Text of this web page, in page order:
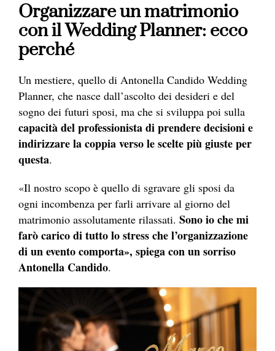
Organizzare un matrimonio
con il Wedding Planner: ecco
perché
Un mestiere, quello di Antonella Candido Wedding
Planner, che nasce dall’ascolto dei desideri e del
sogno dei futuri sposi, ma che si sviluppa poi sulla
capacità del professionista di prendere decisioni e
indirizzare la coppia verso le scelte più giuste per
questa.
«Il nostro scopo è quello di sgravare gli sposi da
ogni incombenza per farli arrivare al giorno del
matrimonio assolutamente rilassati. Sono io che mi
farò carico di tutto lo stress che l’organizzazione
di un evento comporta», spiega con un sorriso
Antonella Candido.